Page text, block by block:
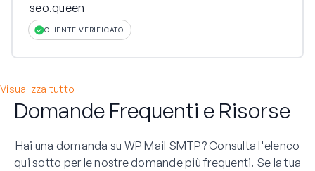
seo.queen
CLIENTE VERIFICATO
Visualizza tutto
Domande Frequenti e Risorse
Hai una domanda su WP Mail SMTP? Consulta l'elenco
qui sotto per le nostre domande più frequenti. Se la tua